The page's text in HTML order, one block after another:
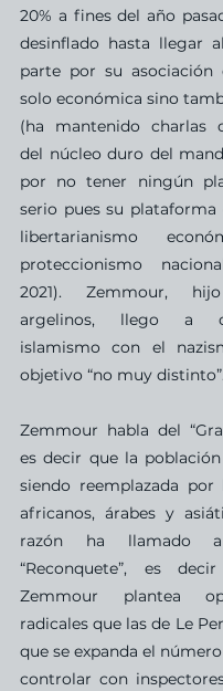
20% a fines del año
desinflado hasta llegar
parte por su asociación
solo económica sino
(ha mantenido charlas
del núcleo duro del
por no tener ningún
serio pues su plataforma
libertarianismo
proteccionismo
2021). Zemmour,
argelinos, llego a
islamismo con el
objetivo “no muy
Zemmour habla del
es decir que la
siendo reemplazada
africanos, árabes y
razón ha llamado
“Reconquete”, es
Zemmour plantea
radicales que las de Le
que se expanda el
controlar con